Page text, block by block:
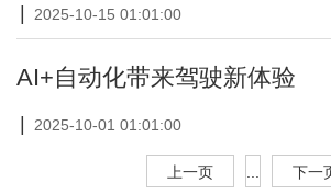
2025-10-15 01:01:00
AI+自动化带来驾驶新体验
2025-10-01 01:01:00
上一页 下一